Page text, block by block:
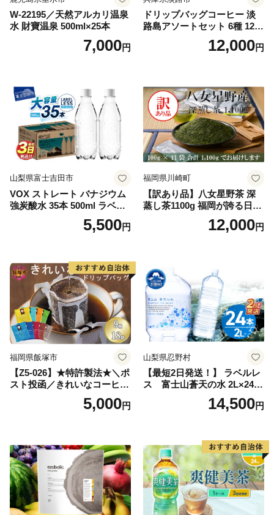
W-22195／天然アルカリ温泉
水 財寶温泉 500ml×25本
7,000円
ドリップバッグコーヒー 淡
路島アソートセット 6種 120
袋 飲み比べ コーヒー
12,000円
山梨県富士吉田市
VOX ストレート バナジウム
強炭酸水 35本 500ml ラベル
レス【富士吉田市限定カート
5,500円
福岡県川崎町
【訳あり品】八女星野茶 深
蒸し茶1100g 福岡が誇る日本
茶_ 訳アリ 常温 お茶 茶袋 常
備品 おちゃ ocha 茶葉 緑茶
小分け お土産 お取り寄せ グ
ルメ 福岡 九州 福岡県 国産
日本 ふかむし茶 ふかむし 家
庭用 自宅用 ちゃ りょくちゃ
ふかむしちゃ 急須 甘み 川崎
町 送料無料
12,000円
福岡県飯塚市
【Z5-026】★特許製法★＼ポ
スト投函／きれいなコーヒー
ドリップバッグ9種セット(18
袋)ゆうパケットでお届け！
5,000円
山梨県忍野村
【最短2日発送！】 ラベルレ
ス 富士山蒼天の水 2L×24本
（4ケース）※離島不可 天然
水 ミネラルウォーター 水 ペ
産 シリカ ミネラル 美容 備蓄
防災 長期保存 富士山 山梨県
忍野村
14,500円